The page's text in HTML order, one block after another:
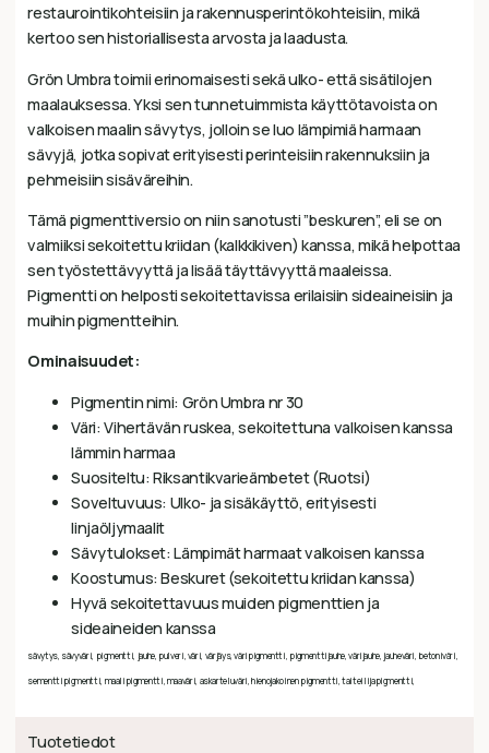
restaurointikohteisiin ja rakennusperintökohteisiin, mikä
kertoo sen historiallisesta arvosta ja laadusta.
Grön Umbra toimii erinomaisesti sekä ulko- että sisätilojen
maalauksessa. Yksi sen tunnetuimmista käyttötavoista on
valkoisen maalin sävytys, jolloin se luo lämpimiä harmaan
sävyjä, jotka sopivat erityisesti perinteisiin rakennuksiin ja
pehmeisiin sisäväreihin.
Tämä pigmenttiversio on niin sanotusti ”beskuren”, eli se on
valmiiksi sekoitettu kriidan (kalkkikiven) kanssa, mikä helpottaa
sen työstettävyyttä ja lisää täyttävyyttä maaleissa.
Pigmentti on helposti sekoitettavissa erilaisiin sideaineisiin ja
muihin pigmentteihin.
Ominaisuudet:
Pigmentin nimi: Grön Umbra nr 30
Väri: Vihertävän ruskea, sekoitettuna valkoisen kanssa
lämmin harmaa
Suositeltu: Riksantikvarieämbetet (Ruotsi)
Soveltuvuus: Ulko- ja sisäkäyttö, erityisesti
linjaöljymaalit
Sävytulokset: Lämpimät harmaat valkoisen kanssa
Koostumus: Beskuret (sekoitettu kriidan kanssa)
Hyvä sekoitettavuus muiden pigmenttien ja
sideaineiden kanssa
sävytys, sävyväri, pigmentti, jauhe, pulveri, väri, värjäys, väripigmentti, pigmenttijauhe, värijauhe, jauheväri, betoniväri,
sementtipigmentti, maalipigmentti, maaväri, askarteluväri, hienojakoinen pigmentti, taiteilijapigmentti,
Tuotetiedot